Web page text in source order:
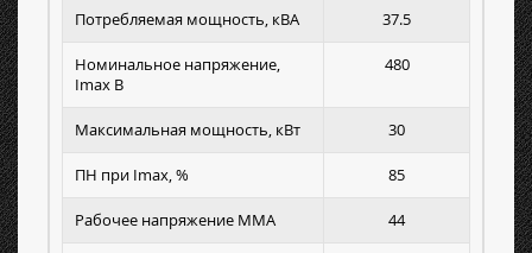
Потребляемая мощность, кВА 37.5
Номинальное напряжение,
Imax B
480
Максимальная мощность, кВт 30
ПН при Imax, % 85
Рабочее напряжение MMA 44